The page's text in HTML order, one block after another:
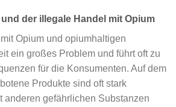
der illegale Handel mit Opium
Opium und opiumhaltigen
ein großes Problem und führt oft zu
für die Konsumenten. Auf dem
Produkte sind oft stark
anderen gefährlichen Substanzen